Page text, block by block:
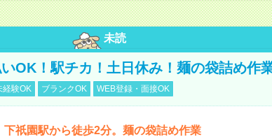
未読
OK！駅チカ！土日休み！麺の袋詰め作
経験OK ブランクOK WEB登録・面接OK
下祇園駅から徒歩2分。麺の袋詰め作業